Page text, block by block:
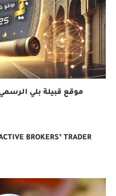
موقع قبيلة بلي
BROKERS’ TRADER